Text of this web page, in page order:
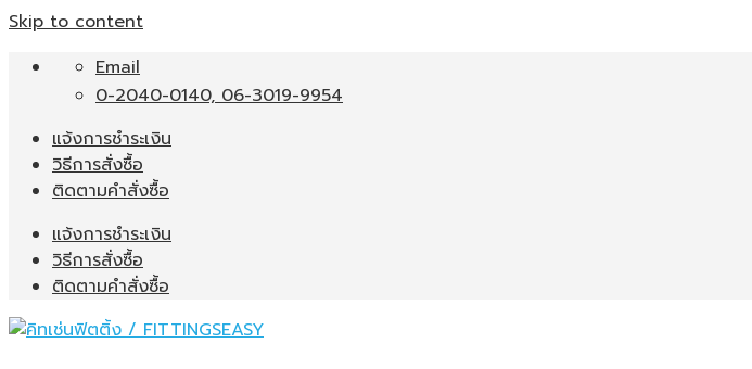
Skip to content
Email
0-2040-0140, 06-3019-9954
แจ้งการชำระเงิน
วิธีการสั่งซื้อ
ติดตามคำสั่งซื้อ
แจ้งการชำระเงิน
วิธีการสั่งซื้อ
ติดตามคำสั่งซื้อ